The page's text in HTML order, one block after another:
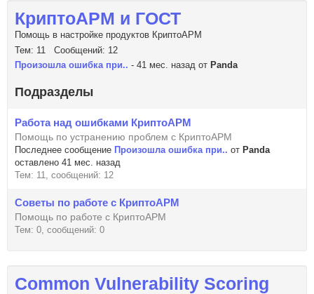
КриптоАРМ и ГОСТ
Помощь в настройке продуктов КриптоАРМ
Тем: 11 Сообщений: 12
Произошла ошибка при.. - 41 мес. назад от Panda
Подразделы
Работа над ошибками КриптоАРМ
Помощь по устранению проблем с КриптоАРМ
Последнее сообщение Произошла ошибка при.. от Panda
оставлено 41 мес. назад
Тем: 11, сообщений: 12
Советы по работе с КриптоАРМ
Помощь по работе с КриптоАРМ
Тем: 0, сообщений: 0
Common Vulnerability Scoring